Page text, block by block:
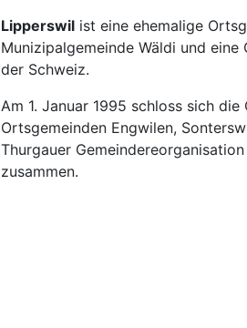
Lipperswilist eine ehemalige
Munizipalgemeinde Wäldi und
der Schweiz.
Am 1. Januar 1995 schloss sich
Ortsgemeinden Engwilen,
Thurgauer
zusammen.